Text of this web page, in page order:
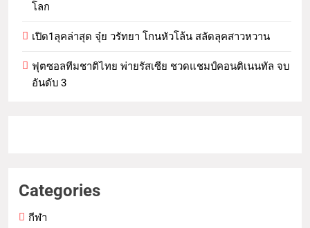
โลก
เปิด1ลุคล่าสุด จุ๋ย วรัทยา โกนหัวโล้น สลัดลุคสาวหวาน
ฟุตซอลทีมชาติไทย พ่ายรัสเซีย ชวดแชมป์คอนติเนนทัล จบ
อันดับ 3
Categories
กีฬา